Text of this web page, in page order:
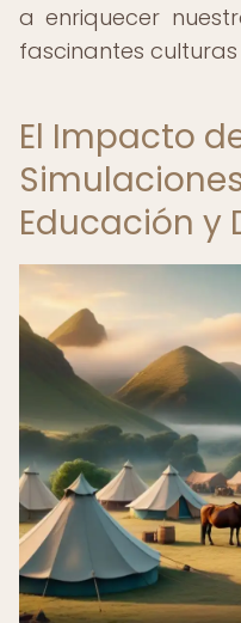
a enriquecer
fascinantes
El Impacto
Educación y